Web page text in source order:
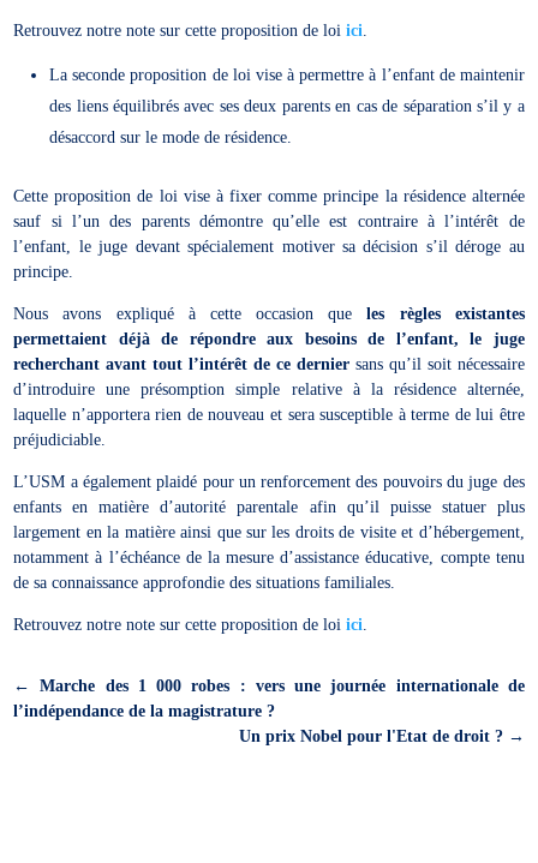
Retrouvez notre note sur cette proposition de loiici.
La seconde proposition de loi vise à permettre à l’enfant de maintenir
des liens équilibrés avec ses deux parents en cas de séparation s’il y a
désaccord sur le mode de résidence.
Cette proposition de loi vise à fixer comme principe la résidence alternée
sauf si l’un des parents démontre qu’elle est contraire à l’intérêt de
l’enfant, le juge devant spécialement motiver sa décision s’il déroge au
principe.
Nous avons expliqué à cette occasion queles règles existantes
permettaient déjà de répondre aux besoins de l’enfant, le juge
recherchant avant tout l’intérêt de ce derniersans qu’il soit nécessaire
d’introduire une présomption simple relative à la résidence alternée,
laquelle n’apportera rien de nouveau et sera susceptible à terme de lui être
préjudiciable.
L’USM a également plaidé pour un renforcement des pouvoirs du juge des
enfants en matière d’autorité parentale afin qu’il puisse statuer plus
largement en la matière ainsi que sur les droits de visite et d’hébergement,
notamment à l’échéance de la mesure d’assistance éducative, compte tenu
de sa connaissance approfondie des situations familiales.
Retrouvez notre note sur cette proposition de loiici.
←Marche des 1 000 robes : vers une journée internationale de
l’indépendance de la magistrature ?
Un prix Nobel pour l'Etat de droit ?→